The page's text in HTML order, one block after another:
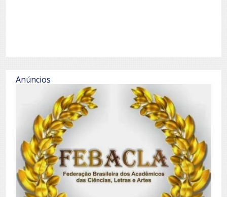
Anúncios